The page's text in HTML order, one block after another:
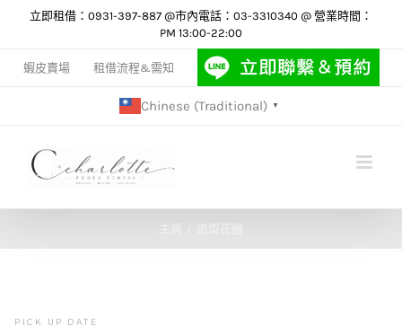
content
立即租借：0931-397-887 @市內電話：03-3310340 @ 營業時間：
PM 13:00-22:00
蝦皮賣場 租借流程&需知
Chinese (Traditional) ▼
造型花器
PICK UP DATE